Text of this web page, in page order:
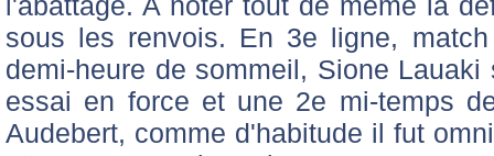
sous les renvois. En 3e ligne,
demi-heure de sommeil, Sione
essai en force et une 2e mi-temps
Audebert, comme d'habitude il fut